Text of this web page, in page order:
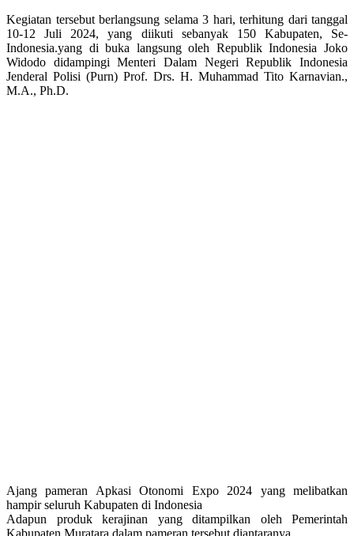
Kegiatan tersebut berlangsung selama 3 hari, terhitung dari tanggal
10-12 Juli 2024, yang diikuti sebanyak 150 Kabupaten, Se-
Indonesia.yang di buka langsung oleh Republik Indonesia Joko
Widodo didampingi Menteri Dalam Negeri Republik Indonesia
Jenderal Polisi (Purn) Prof. Drs. H. Muhammad Tito Karnavian.,
M.A., Ph.D.
Ajang pameran Apkasi Otonomi Expo 2024 yang melibatkan
hampir seluruh Kabupaten di Indonesia
Adapun produk kerajinan yang ditampilkan oleh Pemerintah
Kabupaten Muratara dalam pameran tersebut diantaranya,